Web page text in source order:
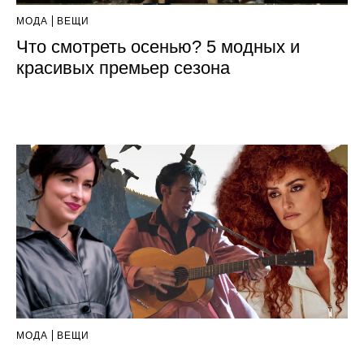
МОДА ВЕЩИ
Что смотреть осенью? 5 модных и
красивых премьер сезона
МОДА ВЕЩИ